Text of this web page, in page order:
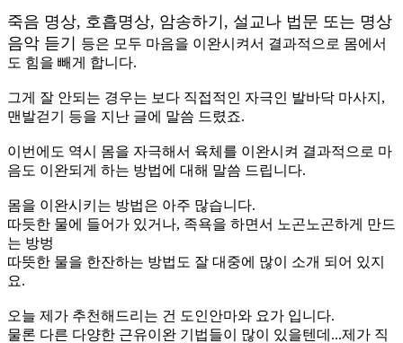
죽음 명상, 호흡명상, 암송하기, 설교나 법문 또는 명상
음악 듣기 등은 모두 마음을 이완시켜서 결과적으로 몸에서
도 힘을 빼게 합니다.
그게 잘 안되는 경우는 보다 직접적인 자극인 발바닥 마사지,
맨발걷기 등을 지난 글에 말씀 드렸죠.
이번에도 역시 몸을 자극해서 육체를 이완시켜 결과적으로 마
음도 이완되게 하는 방법에 대해 말씀 드립니다.
몸을 이완시키는 방법은 아주 많습니다.
따듯한 물에 들어가 있거나, 족욕을 하면서 노곤노곤하게 만드
는 방벙
따뜻한 물을 한잔하는 방법도 잘 대중에 많이 소개 되어 있지
요.
오늘 제가 추천해드리는 건 도인안마와 요가 입니다.
물론 다른 다양한 근유이완 기법들이 많이 있을텐데...제가 직